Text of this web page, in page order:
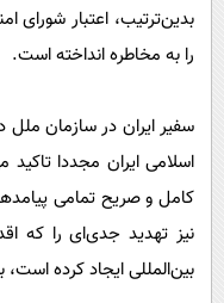
بدین‌ترتیب، اعتبار شورای
را به مخاطره انداخته است.
سفیر ایران در سازمان
اسلامی ایران مجددا
کامل و صریح تمامی
نیز تهدید جدی‌ای را که
بین‌المللی ایجاد کرده است،